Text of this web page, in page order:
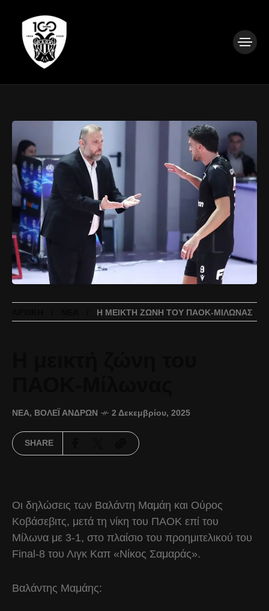
Η ΜΕΙΚΤΉ ΖΏΝΗ ΤΟΥ ΠΑΟΚ-ΜΊΛΩΝΑΣ
ΝΈΑ, ΒΌΛΕΪ ΑΝΔΡΏΝ 2 Δεκεμβρίου, 2025
SHARE
Οι δηλώσεις των Βαλάντη Μαμάη και Ούρος
Κοβάσεβιτς, μετά τη νίκη του ΠΑΟΚ επί του
Μίλωνα με 3-1, στο πλαίσιο του προημιτελικού του
Final-8 του Λιγκ Καπ «Νίκος Σαμαράς».
Βαλάντης Μαμάης: